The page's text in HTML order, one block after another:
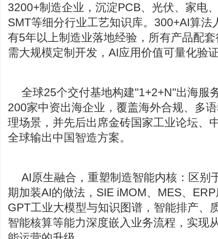
3200+制造企业，沉淀PCB、光伏、家电
SMT等细分行业工艺知识库。300+AI算法
有5年以上制造业落地经验，所有产品配
需大规模定制开发，AI应用价值可量化验
全球25个交付基地构建"1+2+N"出海服
200家中资出海企业，覆盖海外合规、多
理场景，并先后出席金砖国家工业论坛、
全球输出中国智造方案。
AI原生融合，重塑制造智能内核：区别
期加装AI的做法，SIE iMOM、MES、
GPT工业大模型与知识图谱，智能排产、
智能核算等能力深度嵌入业务流程，实现